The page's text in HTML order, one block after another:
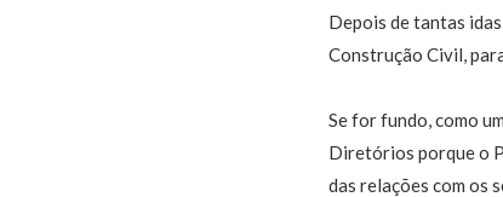
Depois de tantas
Construção Civil,
Se for fundo, como
Diretórios porque o
das relações com os